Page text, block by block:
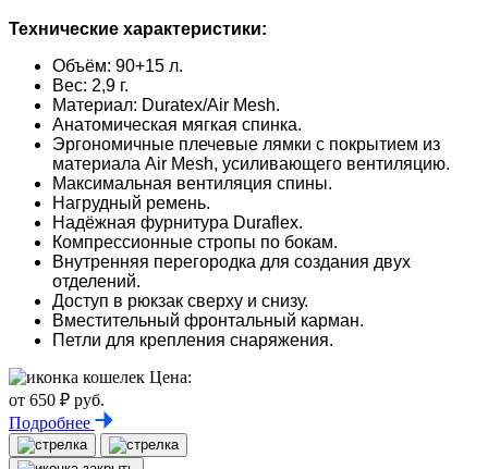
Технические характеристики:
Объём: 90+15 л.
Вес: 2,9 г.
Материал: Duratex/Air Mesh.
Анатомическая мягкая спинка.
Эргономичные плечевые лямки с покрытием из
материала Air Mesh, усиливающего вентиляцию.
Максимальная вентиляция спины.
Нагрудный ремень.
Надёжная фурнитура Duraflex.
Компрессионные стропы по бокам.
Внутренняя перегородка для создания двух
отделений.
Доступ в рюкзак сверху и снизу.
Вместительный фронтальный карман.
Петли для крепления снаряжения.
Цена:
от 650 ₽ руб.
Подробнее